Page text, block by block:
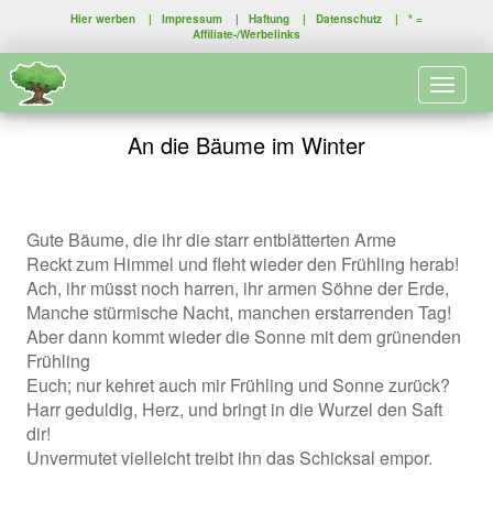
Hier werben | Impressum | Haftung | Datenschutz | * =
Affiliate-/Werbelinks
An die Bäume im Winter
Gute Bäume, die ihr die starr entblätterten Arme
Reckt zum Himmel und fleht wieder den Frühling herab!
Ach, ihr müsst noch harren, ihr armen Söhne der Erde,
Manche stürmische Nacht, manchen erstarrenden Tag!
Aber dann kommt wieder die Sonne mit dem grünenden
Frühling
Euch; nur kehret auch mir Frühling und Sonne zurück?
Harr geduldig, Herz, und bringt in die Wurzel den Saft
dir!
Unvermutet vielleicht treibt ihn das Schicksal empor.